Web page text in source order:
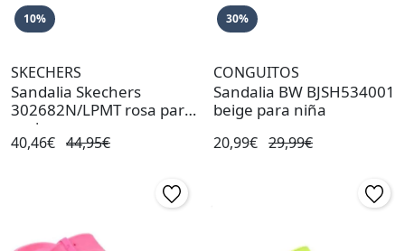
10%
SKECHERS
Sandalia Skechers
302682N/LPMT rosa para
mujer
40,46€ 44,95€
30%
CONGUITOS
Sandalia BW BJSH534001
beige para niña
20,99€ 29,99€